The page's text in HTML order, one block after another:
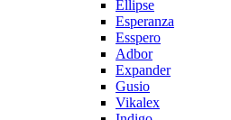
Ellipse
Esperanza
Esspero
Adbor
Expander
Gusio
Vikalex